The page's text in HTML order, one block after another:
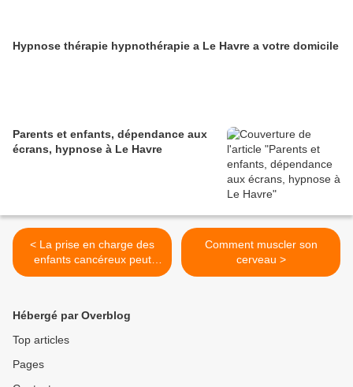
Hypnose thérapie hypnothérapie a Le Havre a votre domicile
Parents et enfants, dépendance aux
écrans, hypnose à Le Havre
< La prise en charge des
enfants cancéreux peut
encore s’améliorer
Comment muscler son
cerveau >
Hébergé par Overblog
Top articles
Pages